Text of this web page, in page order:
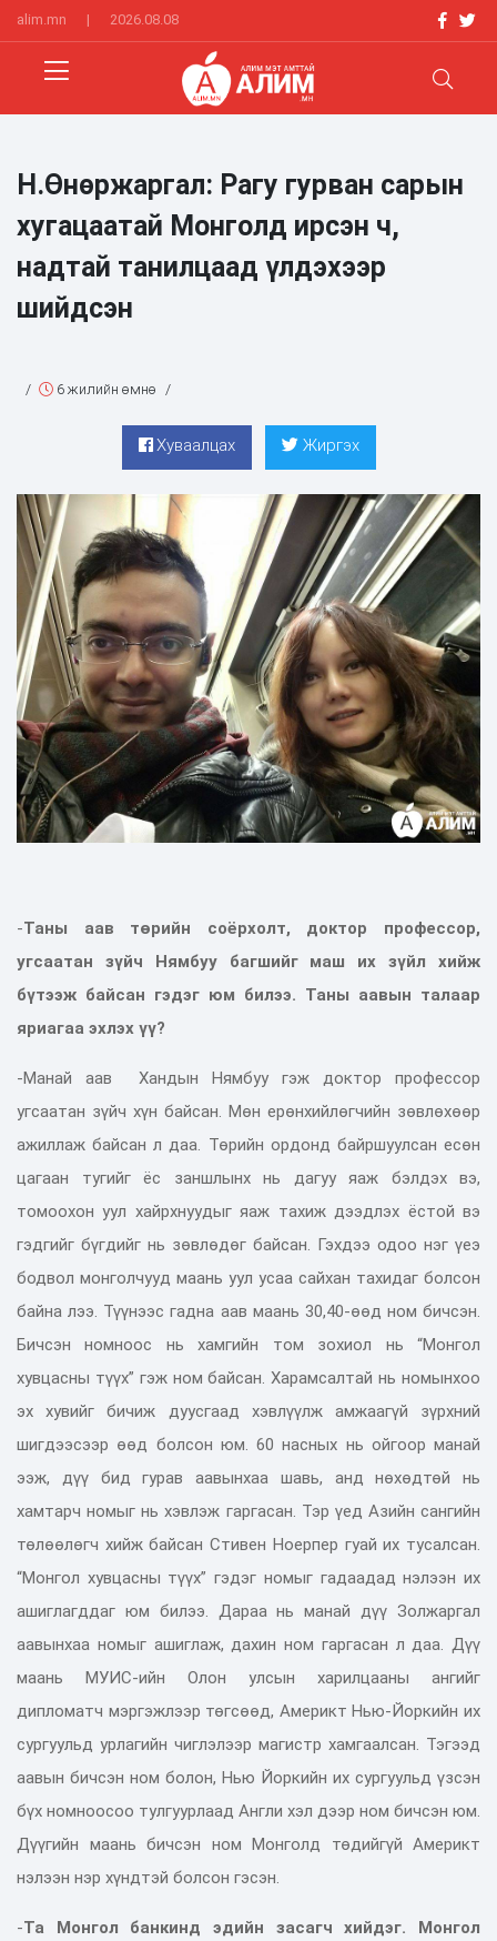
alim.mn | 2026.08.08
Н.Өнөржаргал: Рагу гурван сарын
хугацаатай Монголд ирсэн ч,
надтай танилцаад үлдэхээр
шийдсэн
/ 6 жилийн өмнө /
Хуваалцах Жиргэх
-Таны аав төрийн соёрхолт, доктор профессор,
угсаатан зүйч Нямбуу багшийг маш их зүйл хийж
бүтээж байсан гэдэг юм билээ. Таны аавын талаар
яриагаа эхлэх үү?
-Манай аав Хандын Нямбуу гэж доктор профессор
угсаатан зүйч хүн байсан. Мөн ерөнхийлөгчийн зөвлөхөөр
ажиллаж байсан л даа. Төрийн ордонд байршуулсан есөн
цагаан тугийг ёс заншлынх нь дагуу яаж бэлдэх вэ,
томоохон уул хайрхнуудыг яаж тахиж дээдлэх ёстой вэ
гэдгийг бүгдийг нь зөвлөдөг байсан. Гэхдээ одоо нэг үеэ
бодвол монголчууд маань уул усаа сайхан тахидаг болсон
байна лээ. Түүнээс гадна аав маань 30,40-өөд ном бичсэн.
Бичсэн номноос нь хамгийн том зохиол нь “Монгол
хувцасны түүх” гэж ном байсан. Харамсалтай нь номынхоо
эх хувийг бичиж дуусгаад хэвлүүлж амжаагүй зүрхний
шигдээсээр өөд болсон юм. 60 насных нь ойгоор манай
ээж, дүү бид гурав аавынхаа шавь, анд нөхөдтөй нь
хамтарч номыг нь хэвлэж гаргасан. Тэр үед Азийн сангийн
төлөөлөгч хийж байсан Стивен Ноерпер гуай их тусалсан.
“Монгол хувцасны түүх” гэдэг номыг гадаадад нэлээн их
ашиглагддаг юм билээ. Дараа нь манай дүү Золжаргал
аавынхаа номыг ашиглаж, дахин ном гаргасан л даа. Дүү
маань МУИС-ийн Олон улсын харилцааны ангийг
дипломатч мэргэжлээр төгсөөд, Америкт Нью-Йоркийн их
сургуульд урлагийн чиглэлээр магистр хамгаалсан. Тэгээд
аавын бичсэн ном болон, Нью Йоркийн их сургуульд үзсэн
бүх номноосоо тулгуурлаад Англи хэл дээр ном бичсэн юм.
Дүүгийн маань бичсэн ном Монголд төдийгүй Америкт
нэлээн нэр хүндтэй болсон гэсэн.
-Та Монгол банкинд эдийн засагч хийдэг. Монгол